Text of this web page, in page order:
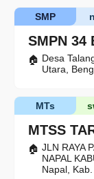
SMPN 34
SMP
Desa
Utara,
MTSS
MTs
JLN RAYA
NAPAL
Napal,